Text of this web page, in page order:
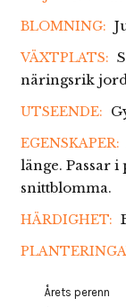
BLOMNING:
VÄXTPLATS:
näringsrik
UTSEENDE:
EGENSKAPER:
länge. Passar
snittblomma.
HÄRDIGHET:
Årets perenn